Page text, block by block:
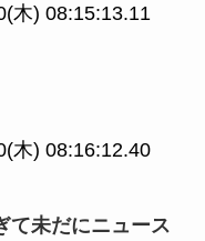
木) 08:15:13.11
木) 08:16:12.40
て未だにニュース